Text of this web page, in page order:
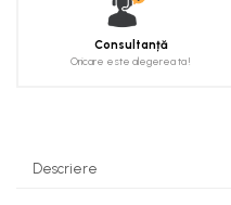
Panouri pentru tavan
Console de interior
Consultanță
Oricare este alegerea ta !
Descriere